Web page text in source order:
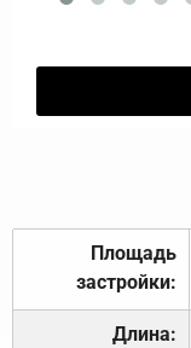
Площадь
застройки:
Длина: